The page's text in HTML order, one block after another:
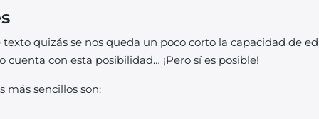
quizás se nos queda un poco corto la capacidad de
con esta posibilidad… ¡Pero sí es posible!
más sencillos son: